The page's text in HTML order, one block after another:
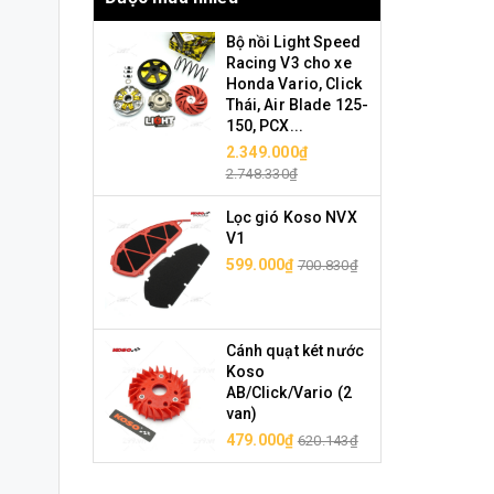
Bộ nồi Light Speed
Racing V3 cho xe
Honda Vario, Click
Thái, Air Blade 125-
150, PCX...
2.349.000₫
2.748.330₫
Lọc gió Koso NVX
V1
599.000₫ 700.830₫
Cánh quạt két nước
Koso
AB/Click/Vario (2
van)
479.000₫ 620.143₫